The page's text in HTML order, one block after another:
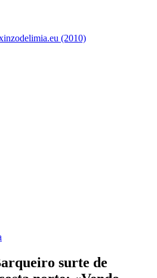
(2010)
surte de